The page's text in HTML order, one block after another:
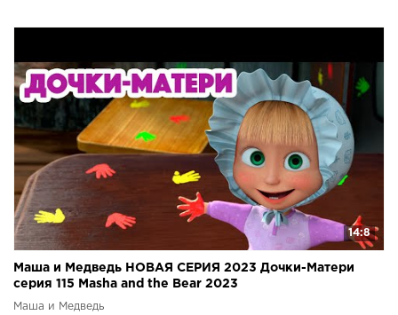
14:8
Маша и Медведь НОВАЯ СЕРИЯ 2023 Дочки-Матери
серия 115 Masha and the Bear 2023
Маша и Медведь